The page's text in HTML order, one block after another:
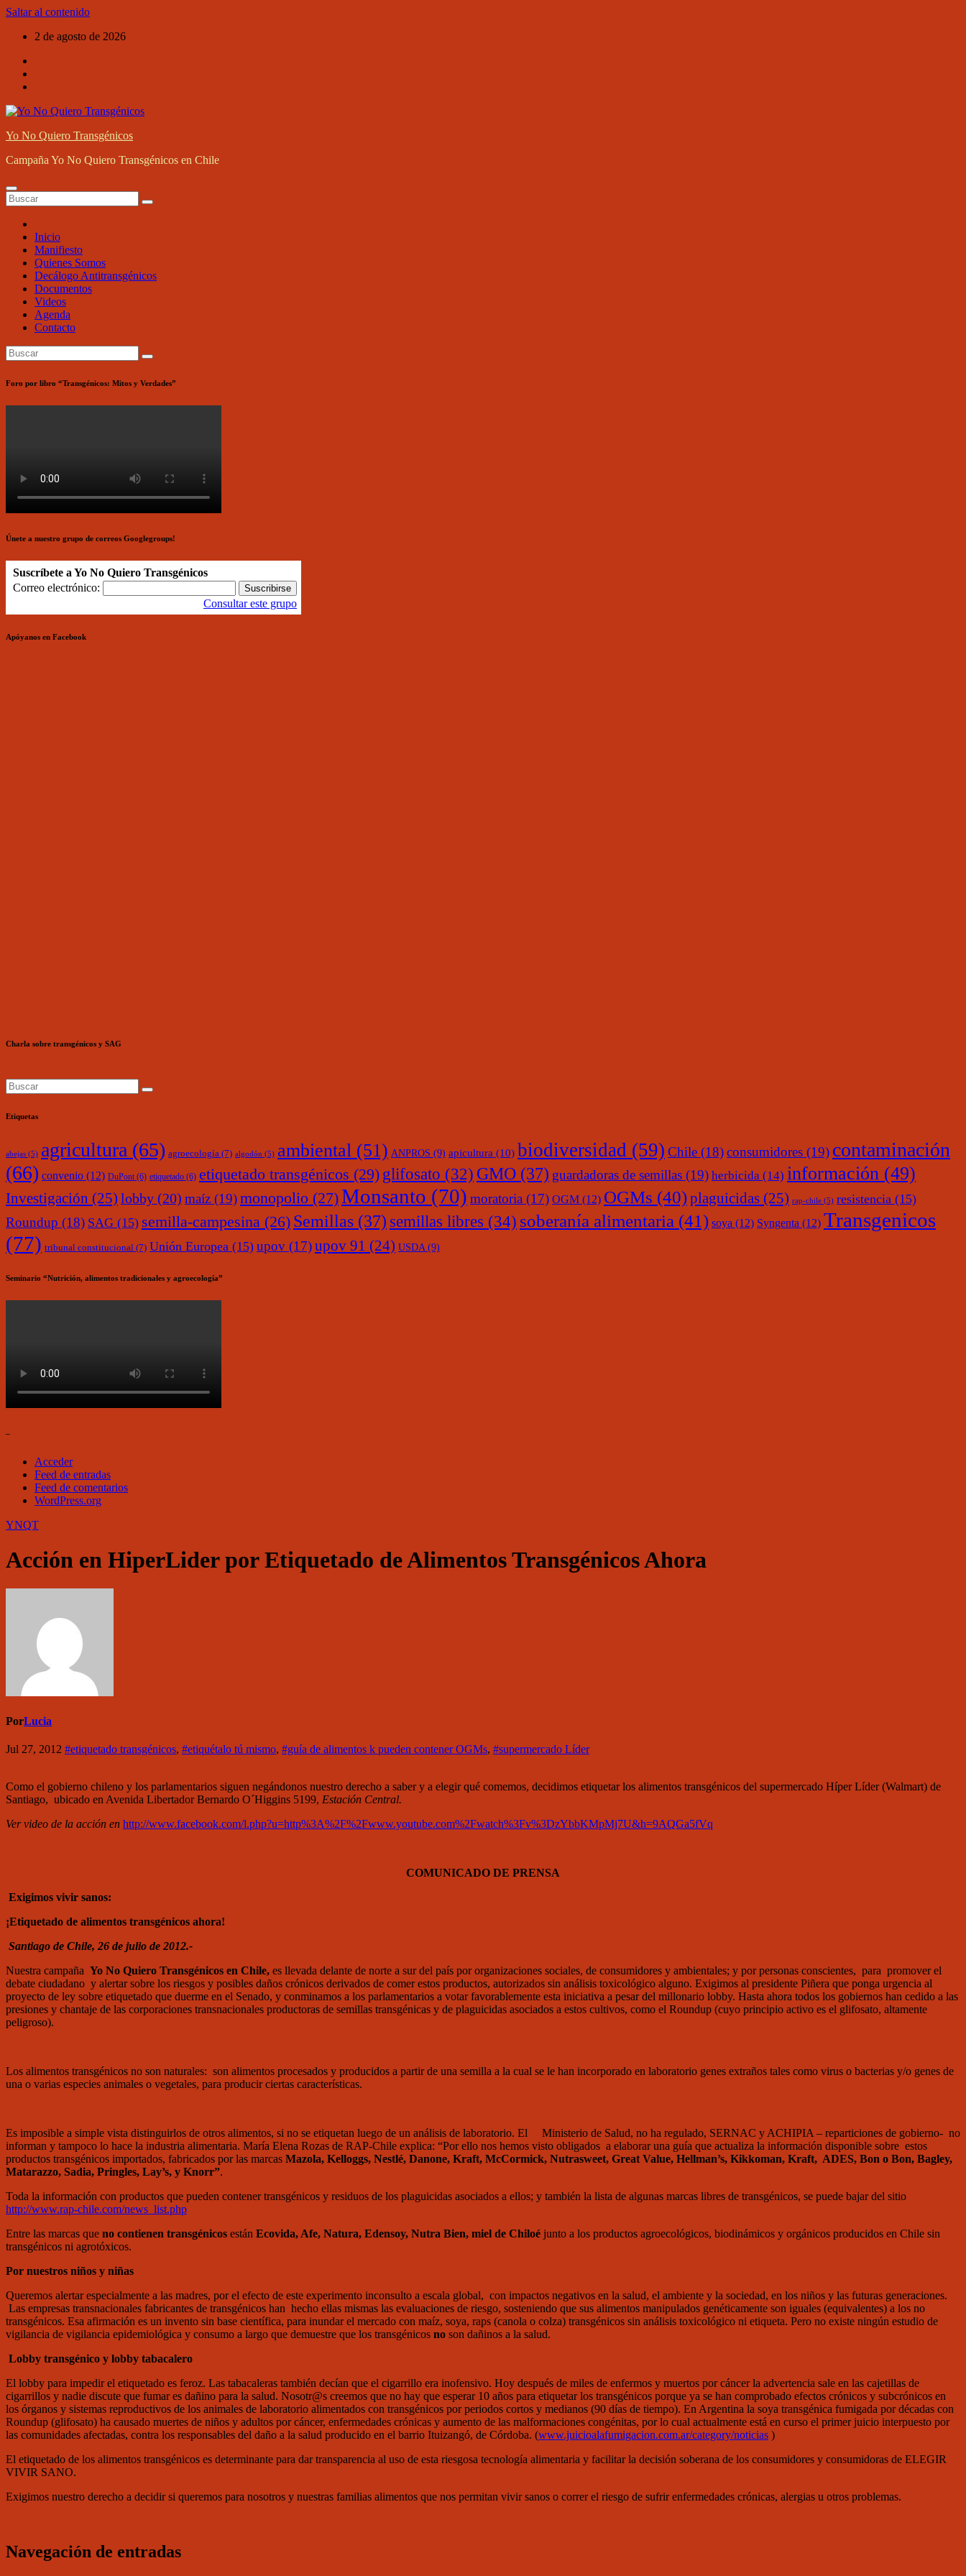
Saltar al contenido
2 de agosto de 2026
Yo No Quiero Transgénicos
Campaña Yo No Quiero Transgénicos en Chile
Inicio
Manifiesto
Quienes Somos
Decálogo Antitransgénicos
Documentos
Videos
Agenda
Contacto
Foro por libro “Transgénicos: Mitos y Verdades”
Únete a nuestro grupo de correos Googlegroups!
Suscríbete a Yo No Quiero Transgénicos
Correo electrónico:
Consultar este grupo
Apóyanos en Facebook
Charla sobre transgénicos y SAG
Etiquetas
abejas (5) agricultura (65) agroecología (7) algodón (5) ambiental (51) ANPROS (9) apicultura (10) biodiversidad (59) Chile (18)consumidores (19) contaminación
(66) convenio (12) DuPont (6) etiquetado (6) etiquetado transgénicos (29) glifosato (32) GMO (37) guardadoras de semillas (19) herbicida (14) información (49)
Investigación (25) lobby (20) maíz (19)monopolio (27)Monsanto (70) moratoria (17) OGM (12) OGMs (40)plaguicidas (25) rap-chile (5) resistencia (15)
Roundup (18) SAG (15) semilla-campesina (26) Semillas (37) semillas libres (34) soberanía alimentaria (41) soya (12) Syngenta (12) Transgenicos
(77) tribunal constitucional (7) Unión Europea (15) upov (17)upov 91 (24) USDA (9)
Seminario “Nutrición, alimentos tradicionales y agroecología”
–
Acceder
Feed de entradas
Feed de comentarios
WordPress.org
YNQT
Acción en HiperLider por Etiquetado de Alimentos Transgénicos Ahora
PorLucia
Jul 27, 2012 #etiquetado transgénicos, #etiquétalo tú mismo, #guía de alimentos k pueden contener OGMs, #supermercado Líder
Como el gobierno chileno y los parlamentarios siguen negándonos nuestro derecho a saber y a elegir qué comemos, decidimos etiquetar los alimentos transgénicos del supermercado Híper Líder (Walmart) de
Santiago, ubicado en Avenida Libertador Bernardo O´Higgins 5199, Estación Central.
Ver video de la acción en http://www.facebook.com/l.php?u=http%3A%2F%2Fwww.youtube.com%2Fwatch%3Fv%3DzYbbKMpMj7U&h=9AQGa5fVq
COMUNICADO DE PRENSA
Exigimos vivir sanos:
¡Etiquetado de alimentos transgénicos ahora!
Santiago de Chile, 26 de julio de 2012.-
Nuestra campaña Yo No Quiero Transgénicos en Chile, es llevada delante de norte a sur del país por organizaciones sociales, de consumidores y ambientales; y por personas conscientes, para promover el
debate ciudadano y alertar sobre los riesgos y posibles daños crónicos derivados de comer estos productos, autorizados sin análisis toxicológico alguno. Exigimos al presidente Piñera que ponga urgencia al
proyecto de ley sobre etiquetado que duerme en el Senado, y conminamos a los parlamentarios a votar favorablemente esta iniciativa a pesar del millonario lobby. Hasta ahora todos los gobiernos han cedido a las
presiones y chantaje de las corporaciones transnacionales productoras de semillas transgénicas y de plaguicidas asociados a estos cultivos, como el Roundup (cuyo principio activo es el glifosato, altamente
peligroso).
Los alimentos transgénicos no son naturales: son alimentos procesados y producidos a partir de una semilla a la cual se le han incorporado en laboratorio genes extraños tales como virus o bacterias y/o genes de
una o varias especies animales o vegetales, para producir ciertas características.
Es imposible a simple vista distinguirlos de otros alimentos, si no se etiquetan luego de un análisis de laboratorio. El Ministerio de Salud, no ha regulado, SERNAC y ACHIPIA – reparticiones de gobierno- no
informan y tampoco lo hace la industria alimentaria. María Elena Rozas de RAP-Chile explica: “Por ello nos hemos visto obligados a elaborar una guía que actualiza la información disponible sobre estos
productos transgénicos importados, fabricados por las marcas Mazola, Kelloggs, Nestlé, Danone, Kraft, McCormick, Nutrasweet, Great Value, Hellman’s, Kikkoman, Kraft, ADES, Bon o Bon, Bagley,
Matarazzo, Sadia, Pringles, Lay’s, y Knorr”.
Toda la información con productos que pueden contener transgénicos y residuos de los plaguicidas asociados a ellos; y también la lista de algunas marcas libres de transgénicos, se puede bajar del sitio
http://www.rap-chile.com/news_list.php
Entre las marcas que no contienen transgénicos están Ecovida, Afe, Natura, Edensoy, Nutra Bien, miel de Chiloé junto a los productos agroecológicos, biodinámicos y orgánicos producidos en Chile sin
transgénicos ni agrotóxicos.
Por nuestros niños y niñas
Queremos alertar especialmente a las madres, por el efecto de este experimento inconsulto a escala global, con impactos negativos en la salud, el ambiente y la sociedad, en los niños y las futuras generaciones.
Las empresas transnacionales fabricantes de transgénicos han hecho ellas mismas las evaluaciones de riesgo, sosteniendo que sus alimentos manipulados genéticamente son iguales (equivalentes) a los no
transgénicos. Esa afirmación es un invento sin base científica, para inundar el mercado con maíz, soya, raps (canola o colza) transgénicos sin análisis toxicológico ni etiqueta. Pero no existe ningún estudio de
vigilancia de vigilancia epidemiológica y consumo a largo que demuestre que los transgénicos no son dañinos a la salud.
Lobby transgénico y lobby tabacalero
El lobby para impedir el etiquetado es feroz. Las tabacaleras también decían que el cigarrillo era inofensivo. Hoy después de miles de enfermos y muertos por cáncer la advertencia sale en las cajetillas de
cigarrillos y nadie discute que fumar es dañino para la salud. Nosotr@s creemos que no hay que esperar 10 años para etiquetar los transgénicos porque ya se han comprobado efectos crónicos y subcrónicos en
los órganos y sistemas reproductivos de los animales de laboratorio alimentados con transgénicos por periodos cortos y medianos (90 días de tiempo). En Argentina la soya transgénica fumigada por décadas con
Roundup (glifosato) ha causado muertes de niños y adultos por cáncer, enfermedades crónicas y aumento de las malformaciones congénitas, por lo cual actualmente está en curso el primer juicio interpuesto por
las comunidades afectadas, contra los responsables del daño a la salud producido en el barrio Ituizangó, de Córdoba. (www.juicioalafumigacion.com.ar/category/noticias )
El etiquetado de los alimentos transgénicos es determinante para dar transparencia al uso de esta riesgosa tecnología alimentaria y facilitar la decisión soberana de los consumidores y consumidoras de ELEGIR
VIVIR SANO.
Exigimos nuestro derecho a decidir si queremos para nosotros y nuestras familias alimentos que nos permitan vivir sanos o correr el riesgo de sufrir enfermedades crónicas, alergias u otros problemas.
Navegación de entradas